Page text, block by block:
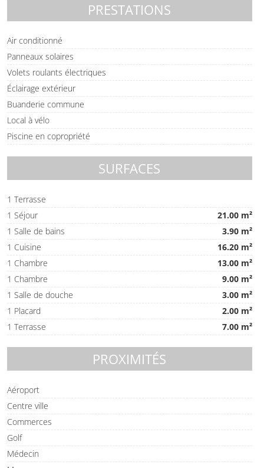
PRESTATIONS
Air conditionné
Panneaux solaires
Volets roulants électriques
Éclairage extérieur
Buanderie commune
Local à vélo
Piscine en copropriété
SURFACES
1 Terrasse
1 Séjour
21.00 m²
1 Salle de bains
3.90 m²
1 Cuisine
16.20 m²
1 Chambre
13.00 m²
1 Chambre
9.00 m²
1 Salle de douche
3.00 m²
1 Placard
2.00 m²
1 Terrasse
7.00 m²
PROXIMITÉS
Aéroport
Centre ville
Commerces
Golf
Médecin